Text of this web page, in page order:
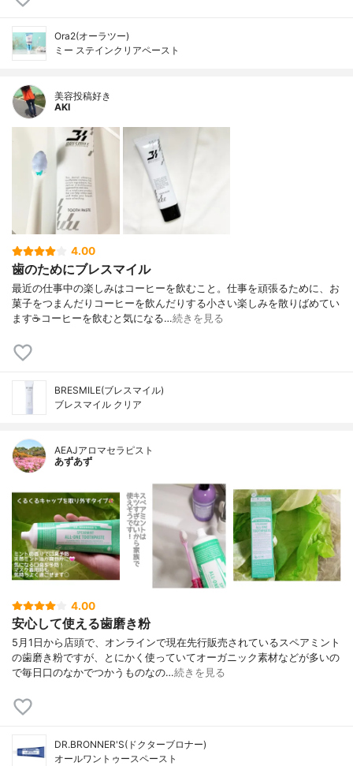
Ora2(オーラツー)
ミー ステインクリアペースト
美容投稿好き
AKI
4.00
歯のためにブレスマイル
最近の仕事中の楽しみはコーヒーを飲むこと。仕事を頑張るために、お
菓子をつまんだりコーヒーを飲んだりする小さい楽しみを散りばめてい
ます☕️コーヒーを飲むと気になる…続きを見る
BRESMILE(ブレスマイル)
ブレスマイル クリア
AEAJアロマセラピスト
あずあず
4.00
安心して使える歯磨き粉
5月1日から店頭で、オンラインで現在先行販売されているスペアミント
の歯磨き粉ですが、とにかく使っていてオーガニック素材などが多いの
で毎日口のなかでつかうものなの…続きを見る
DR.BRONNER'S(ドクターブロナー)
オールワントゥースペースト